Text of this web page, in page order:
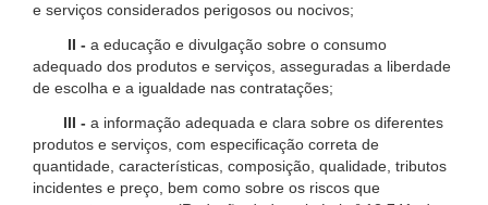
e serviços considerados perigosos ou nocivos;
II - a educação e divulgação sobre o consumo
adequado dos produtos e serviços, asseguradas a liberdade
de escolha e a igualdade nas contratações;
III - a informação adequada e clara sobre os diferentes
produtos e serviços, com especificação correta de
quantidade, características, composição, qualidade, tributos
incidentes e preço, bem como sobre os riscos que